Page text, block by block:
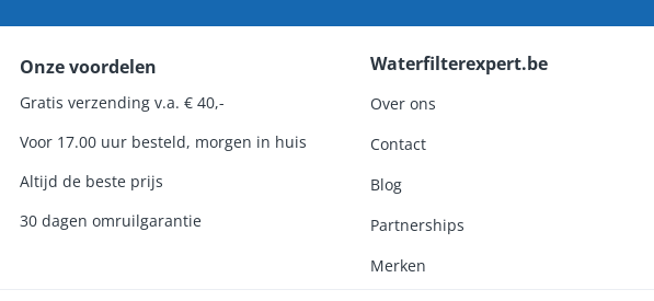
Onze voordelen
Gratis verzending v.a. € 40,-
Voor 17.00 uur besteld, morgen in huis
Altijd de beste prijs
30 dagen omruilgarantie
Waterfilterexpert.be
Over ons
Contact
Blog
Partnerships
Merken